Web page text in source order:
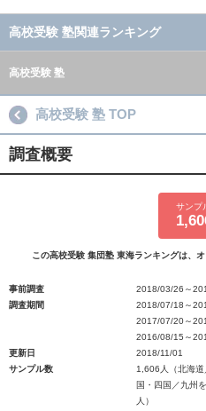
高校受験 塾関連ランキング
高校受験 塾
高校受験 塾 TOP
調査概要
サンプ
この高校受験 集団塾 東海ランキングは、
事前調査
2018/03/26～
調査期間
2018/07/18～
2017/07/20～
2016/08/15～
更新日
2018/11/01
サンプル数
1,606人（北海
国・四国／九州
人）